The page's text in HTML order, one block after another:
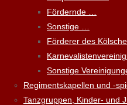
Fördernde …
Sonstige …
Förderer des
Sonstige
Regimentskapellen und -
Tanzgruppen, Kinder- und